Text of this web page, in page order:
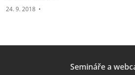
24. 9. 2018 •
Semináře a